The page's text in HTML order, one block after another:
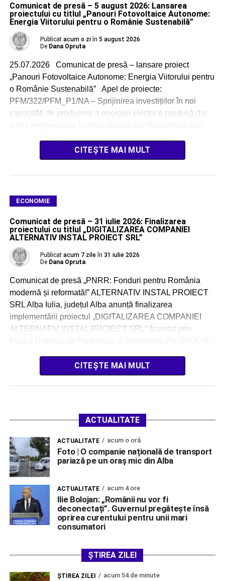
Comunicat de presă – 5 august 2026: Lansarea
proiectului cu titlul „Panouri Fotovoltaice Autonome:
Energia Viitorului pentru o Românie Sustenabilă”
Publicat acum o zi în 5 august 2026
De Dana Opruta
25.07.2026 Comunicat de presă – lansare proiect
„Panouri Fotovoltaice Autonome: Energia Viitorului pentru
o Românie Sustenabilă” Apel de proiecte:
PFM/322/PFM_P1/NA – Sprijinirea investițiilor în noi
capacități de producere a energiei electrice produsă din
regenerabile solare, cu o […]CITEȘTE MAI MULT
ECONOMIE
Comunicat de presă – 31 iulie 2026: Finalizarea
proiectului cu titlul „DIGITALIZAREA COMPANIEI
ALTERNATIV INSTAL PROIECT SRL”
Publicat acum 7 zile în 31 iulie 2026
De Dana Opruta
Comunicat de presă „PNRR: Fonduri pentru România
modernă și reformată!” ALTERNATIV INSTAL PROIECT
SRL Alba Iulia, județul Alba anunță finalizarea
implementării proiectul „DIGITALIZAREA COMPANIEI
ALTERNATIV INSTAL PROIECT SRL” finanțat prin
inclusiv coeziune economică, locuri de muncă,
productivitate, competitivitate, cercetare, dezvoltare […]
CITEȘTE MAI MULT
ACTUALITATE
ACTUALITATE acum o oră
Foto | O companie națională de transport
pariază pe un oraș mic din Alba
ACTUALITATE acum 4 ore
Ilie Bolojan: „Românii nu vor fi
deconectați”. Guvernul pregătește însă
oprirea curentului pentru unii mari
consumatori
ȘTIREA ZILEI
ŞTIREA ZILEI acum 54 de minute